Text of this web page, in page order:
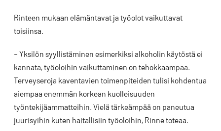
Rinteen mukaan elämäntavat ja työolot vaikuttavat
toisiinsa.
– Yksilön syyllistäminen esimerkiksi alkoholin käytöstä ei
kannata, työoloihin vaikuttaminen on tehokkaampaa.
Terveyseroja kaventavien toimenpiteiden tulisi kohdentua
aiempaa enemmän korkean kuolleisuuden
työntekijäammatteihin. Vielä tärkeämpää on paneutua
juurisyihin kuten haitallisiin työoloihin, Rinne toteaa.